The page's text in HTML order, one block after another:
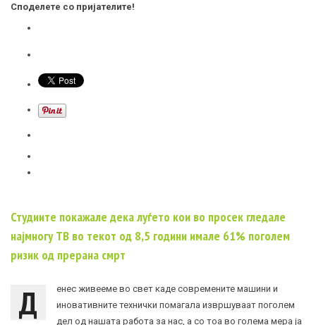
Споделете со пријателите!
Студиите покажале дека луѓето кои во просек гледале
најмногу ТВ во текот од 8,5 години имале 61% поголем
ризик од прерана смрт
Д
енес живееме во свет каде современите машини и
иновативните технички помагала извршуваат поголем
дел од нашата работа за нас, а со тоа во голема мера ја